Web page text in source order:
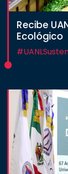
Recibe
Ecológico